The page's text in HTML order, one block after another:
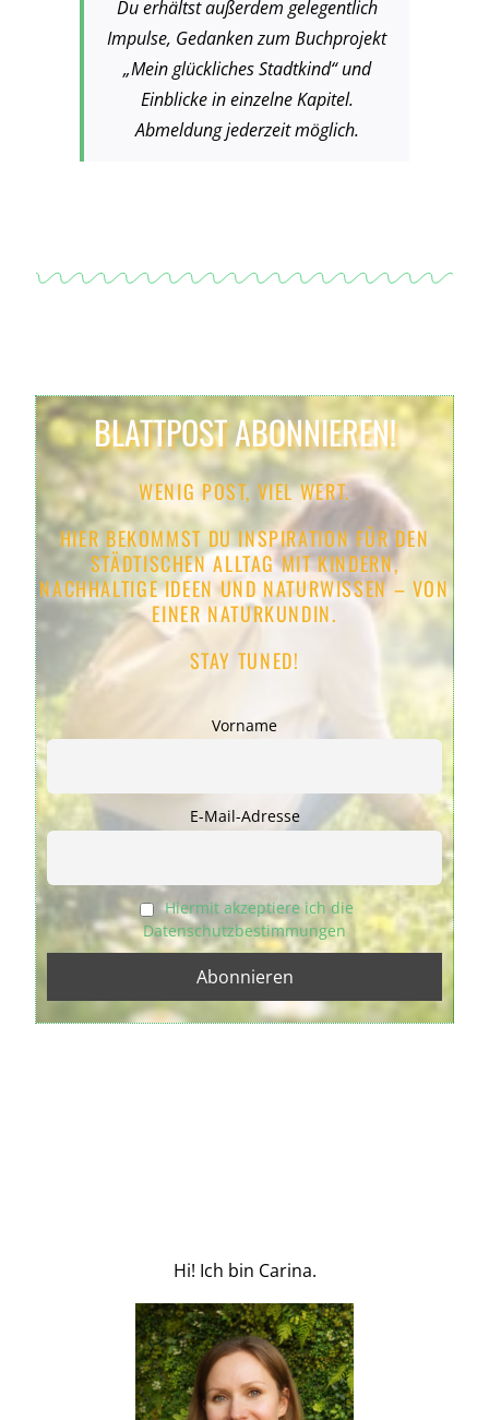
Du erhältst außerdem gelegentlich
Impulse, Gedanken zum Buchprojekt
„Mein glückliches Stadtkind“ und
Einblicke in einzelne Kapitel.
Abmeldung jederzeit möglich.
BLATTPOST ABONNIEREN!
WENIG POST, VIEL WERT.
HIER BEKOMMST DU INSPIRATION FÜR DEN
STÄDTISCHENALLTAG MIT KINDERN,
NACHHALTIGEIDEENUND NATURWISSEN – VON
EINER NATURKUNDIN.
STAY TUNED!
Vorname
E-Mail-Adresse
Hiermit akzeptiere ich die
Datenschutzbestimmungen
Hi! Ich bin Carina.